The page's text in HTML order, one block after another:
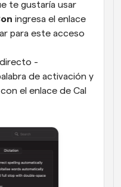
te gustaría usar
ingresa el enlace
para este acceso
-
de activación y
el enlace de Cal